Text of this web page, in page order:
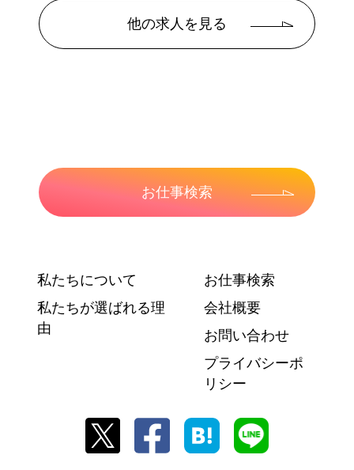
他の求人を見る
お仕事検索
私たちについて
私たちが選ばれる理
由
お仕事検索
会社概要
お問い合わせ
プライバシーポ
リシー